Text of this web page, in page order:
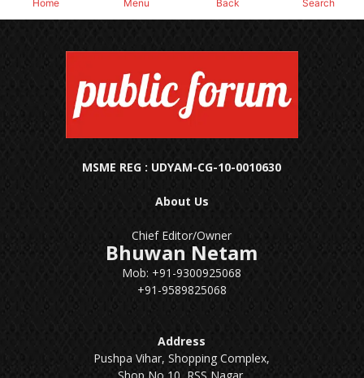
MSME REG : UDYAM-CG-10-0010630
About Us
Chief Editor/Owner
Bhuwan Netam
Mob: +91-9300925068
+91-9589825068
Address
Pushpa Vihar, Shopping Complex,